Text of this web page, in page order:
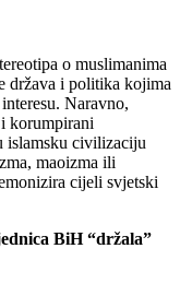
o muslimanima
država i politika kojima
Naravno,
korumpirani
islamsku civilizaciju
maoizma ili
cijeli svjetski
BiH “držala”